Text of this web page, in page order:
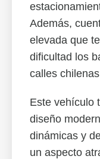
Además,
elevada que
dificultad los
calles
Este vehículo
diseño
dinámicas y
un aspecto